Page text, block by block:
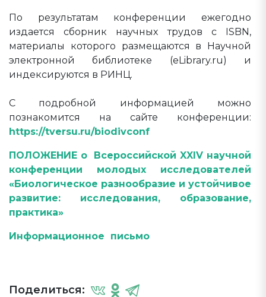
По результатам конференции ежегодно
издается сборник научных трудов с ISBN,
материалы которого размещаются в Научной
электронной библиотеке (eLibrary.ru) и
индексируются в РИНЦ.
С подробной информацией можно
познакомится на сайте конференции:
https://tversu.ru/biodivconf
ПОЛОЖЕНИЕ о Всероссийской XXIV научной
конференции молодых исследователей
«Биологическое разнообразие и устойчивое
развитие: исследования, образование,
практика»
Информационное письмо
Поделиться: